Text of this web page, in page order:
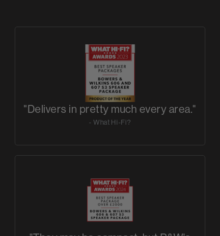
"Delivers in pretty much every area."
- What Hi-Fi?